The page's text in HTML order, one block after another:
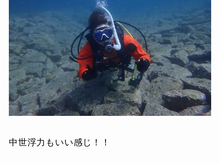
中世浮力もいい感じ！！